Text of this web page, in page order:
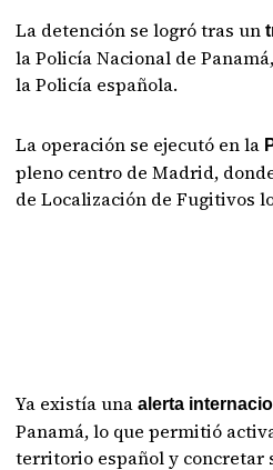
La detención se logró tras un
la Policía Nacional de
la Policía española.
La operación se ejecutó en la
pleno centro de Madrid,
de Localización de Fugitivos
Ya existía unaalerta
Panamá, lo que permitió
territorio español y concretar